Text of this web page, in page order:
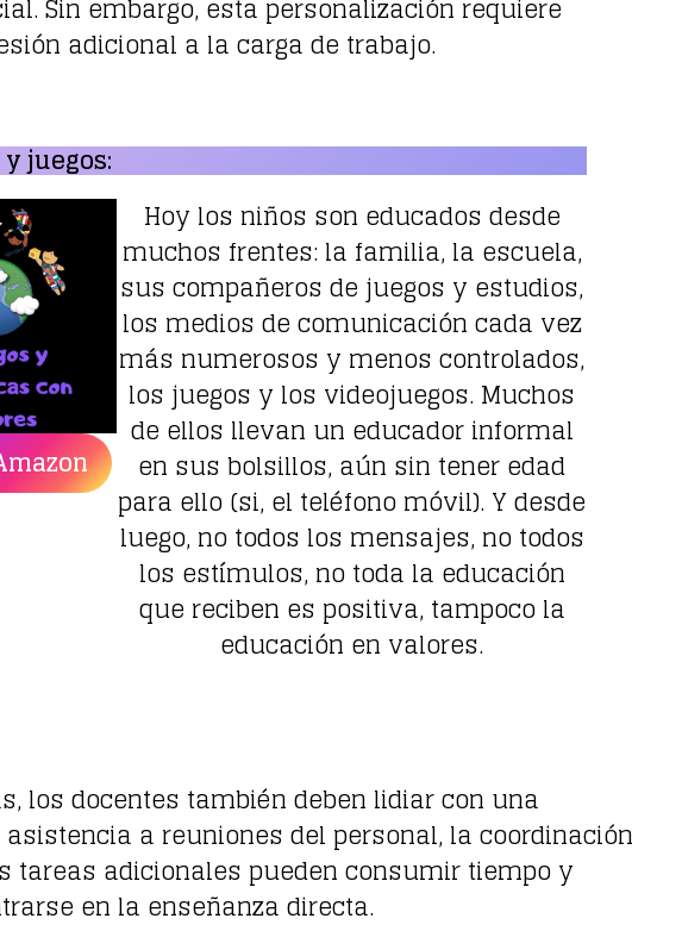
Sin embargo, esta personalización requiere
adicional a la carga de trabajo.
juegos:
Hoy los niños son educados desde
muchos frentes: la familia, la escuela,
sus compañeros de juegos y estudios,
los medios de comunicación cada vez
más numerosos y menos controlados,
los juegos y los videojuegos. Muchos
de ellos llevan un educador informal
en sus bolsillos, aún sin tener edad
para ello (si, el teléfono móvil). Y desde
luego, no todos los mensajes, no todos
los estímulos, no toda la educación
que reciben es positiva, tampoco la
educación en valores.
los docentes también deben lidiar con una
a reuniones del personal, la coordinación
adicionales pueden consumir tiempo y
en la enseñanza directa.